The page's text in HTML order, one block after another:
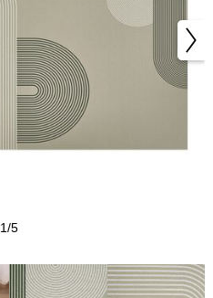
1/5